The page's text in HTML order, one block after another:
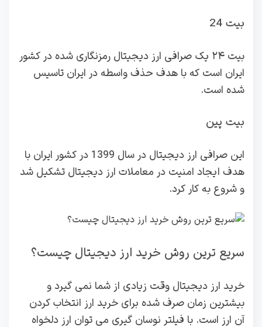
بیت 24
بیت ۲۴ یک صرافی ارز دیجیتال رمزنگاری شده در کشور
ایران است که با هدف حذف واسطه در ایران تاسیس
شده است.
بیت پین
این صرافی ارز دیجیتال در سال 1399 در کشور ایران با
هدف ایجاد امنیت در معاملات ارز دیجیتال تشکیل شد
و شروع به کار کرد.
سریع ترین روش خرید ارز دیجیتال چیست؟
خرید ارز دیجیتال وقت زیادی از شما نمی گیرد و
بیشترین زمان صرف شده برای خرید ارز انتخاب کردن
آن ارز است. با فیلتر نوسان گیری می توان ارز دلخواه